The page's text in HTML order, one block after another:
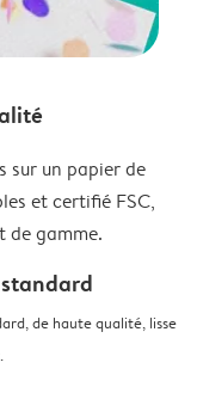
sur un papier de
et certifié FSC,
gamme.
de haute qualité, lisse